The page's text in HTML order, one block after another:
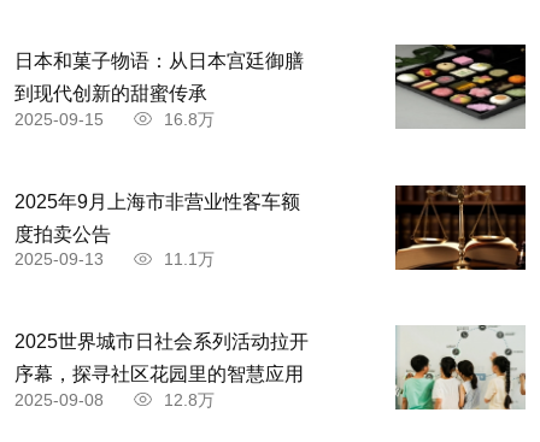
日本和菓子物语：从日本宫廷御膳
到现代创新的甜蜜传承
2025-09-15 16.8万
2025年9月上海市非营业性客车额
度拍卖公告
2025-09-13 11.1万
2025世界城市日社会系列活动拉开
序幕，探寻社区花园里的智慧应用
2025-09-08 12.8万